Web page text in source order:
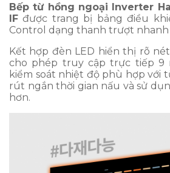
Bếp từ hồng ngoại Inverter
IF được trang bị bảng điều
Control dạng thanh trượt nhanh
Kết hợp đèn LED hiển thị rõ
cho phép truy cập trực tiếp 9
kiểm soát nhiệt độ phù hợp với
rút ngắn thời gian nấu và sử
hơn.